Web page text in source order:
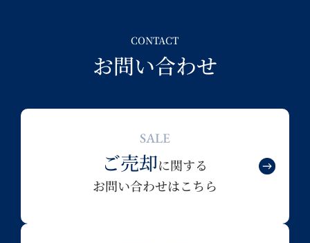
CONTACT
お問い合わせ
SALE
ご売却に関する
お問い合わせはこちら